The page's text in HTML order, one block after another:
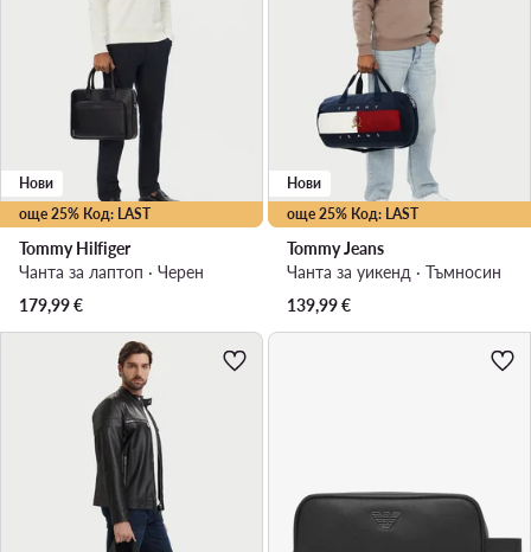
още 25% Код: LAST
Нови
Tommy Hilfiger
Чанта за лаптоп · Черен
179,99€
още 25% Код: LAST
Нови
Tommy Jeans
Чанта за уикенд · Тъмносин
139,99€